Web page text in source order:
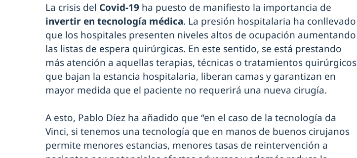
La crisis del Covid-19 ha puesto de manifiesto la importancia de
invertir en tecnología médica. La presión hospitalaria ha conllevado
que los hospitales presenten niveles altos de ocupación aumentando
las listas de espera quirúrgicas. En este sentido, se está prestando
más atención a aquellas terapias, técnicas o tratamientos quirúrgicos
que bajan la estancia hospitalaria, liberan camas y garantizan en
mayor medida que el paciente no requerirá una nueva cirugía.
A esto, Pablo Díez ha añadido que “en el caso de la tecnología da
Vinci, si tenemos una tecnología que en manos de buenos cirujanos
permite menores estancias, menores tasas de reintervención a